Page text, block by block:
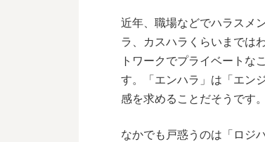
近年、職場などでハラスメ
ラ、カスハラくらいまでは
トワークでプライベートな
す。「エンハラ」は「エン
感を求めることだそうです。
なかでも戸惑うのは「ロジ